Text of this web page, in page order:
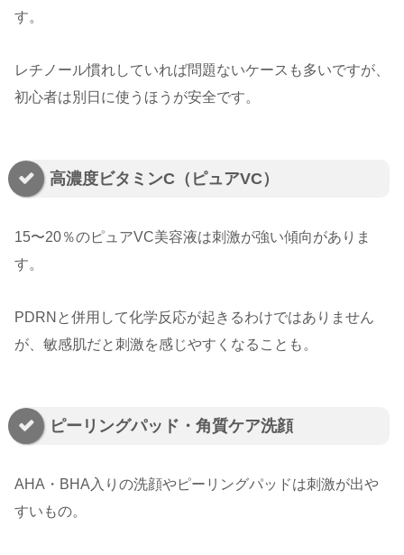
す。
レチノール慣れしていれば問題ないケースも多いですが、
初心者は別日に使うほうが安全です。
高濃度ビタミンC（ピュアVC）
15〜20％のピュアVC美容液は刺激が強い傾向がありま
す。
PDRNと併用して化学反応が起きるわけではありません
が、敏感肌だと刺激を感じやすくなることも。
ピーリングパッド・角質ケア洗顔
AHA・BHA入りの洗顔やピーリングパッドは刺激が出や
すいもの。